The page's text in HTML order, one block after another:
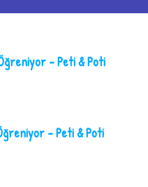
– Peti & Poti
– Peti & Poti